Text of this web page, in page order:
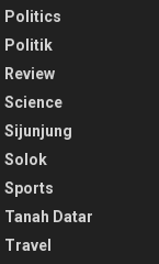
Politics
Politik
Review
Science
Sijunjung
Solok
Sports
Tanah Datar
Travel